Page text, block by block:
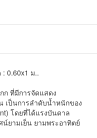
0.60x1 ม..
ก ที่มีการจัดแสดง
เป็นการลำดับน้ำหนักของ
โดยที่ได้แรงบันดาล
ยามเย็น ยามพระอาทิตย์